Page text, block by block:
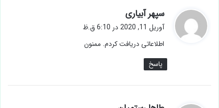
سپهر آبیاری
ف
:
آوریل 11, 2020 در 6:10 ق.ظ
اطلاعاتی دریافت کردم. ممنون
پاسخ